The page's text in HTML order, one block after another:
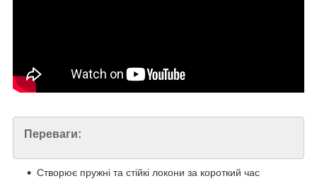
Переваги:
Створює пружні та стійкі локони за короткий час